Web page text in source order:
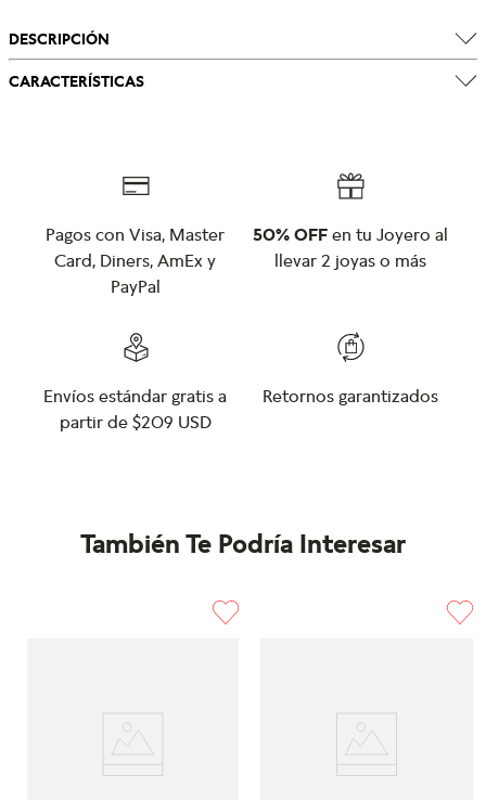
DESCRIPCIÓN
CARACTERÍSTICAS
Pagos con Visa, Master
Card, Diners, AmEx y
PayPal
50% OFF en tu Joyero al
llevar 2 joyas o más
Envíos estándar gratis a
partir de $209 USD
Retornos garantizados
También Te Podría Interesar